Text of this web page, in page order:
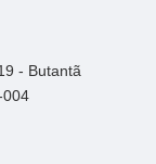
- Butantã
004